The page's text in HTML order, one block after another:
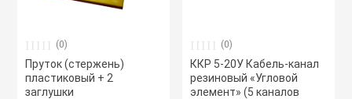
(0)
Пруток (стержень)
пластиковый + 2
заглушки
(0)
ККР 5-20У Кабель-канал
резиновый «Угловой
элемент» (5 каналов